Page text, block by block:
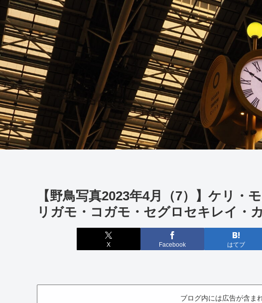
【野鳥写真2023年4月（7）】ケリ・
リガモ・コガモ・セグロセキレイ・
X Facebook はてブ
ブログ内には広告が含ま